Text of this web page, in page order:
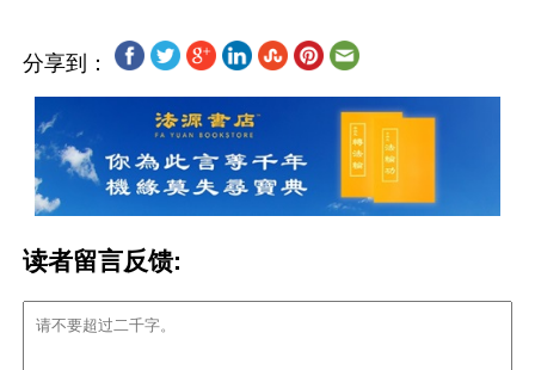
分享到：
读者留言反馈: